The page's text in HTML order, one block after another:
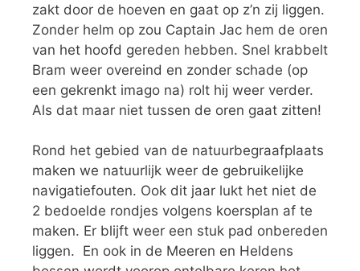
zakt door de hoeven en gaat op z’n zij liggen.
Zonder helm op zou Captain Jac hem de oren
van het hoofd gereden hebben. Snel krabbelt
Bram weer overeind en zonder schade (op
een gekrenkt imago na) rolt hij weer verder.
Als dat maar niet tussen de oren gaat zitten!
Rond het gebied van de natuurbegraafplaats
maken we natuurlijk weer de gebruikelijke
navigatiefouten. Ook dit jaar lukt het niet de
2 bedoelde rondjes volgens koersplan af te
maken. Er blijft weer een stuk pad onbereden
liggen. En ook in de Meeren en Heldens